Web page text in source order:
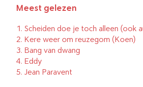
Meest gelezen
1. Scheiden doe je toch alleen (ook
2. Kere weer om reuzegom (Koen)
3. Bang van dwang
4. Eddy
5. Jean Paravent